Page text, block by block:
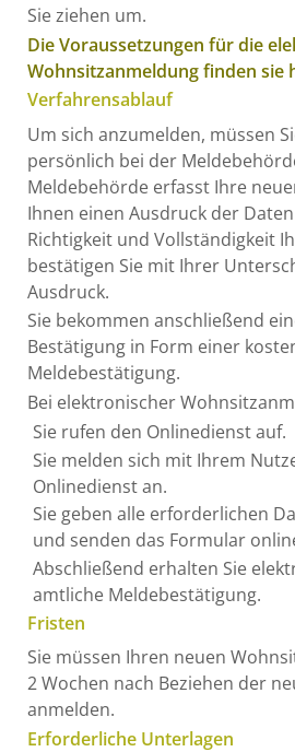
Sie ziehen um.
Die Voraussetzungen für die
Wohnsitzanmeldung finden sie
Verfahrensablauf
Um sich anzumelden, müssen
persönlich bei der
Meldebehörde erfasst Ihre
Ihnen einen Ausdruck der
Richtigkeit und Vollständigkeit
bestätigen Sie mit Ihrer
Ausdruck.
Sie bekommen anschließend
Bestätigung in Form einer
Meldebestätigung.
Bei elektronischer
Sie rufen den Onlinedienst auf.
Sie melden sich mit Ihrem
Onlinedienst an.
Sie geben alle erforderlichen
und senden das Formular
Abschließend erhalten Sie
amtliche Meldebestätigung.
Fristen
Sie müssen Ihren neuen
2 Wochen nach Beziehen der
anmelden.
Erforderliche Unterlagen